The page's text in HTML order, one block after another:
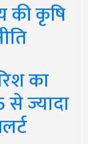
की कृषि
का
से ज्यादा